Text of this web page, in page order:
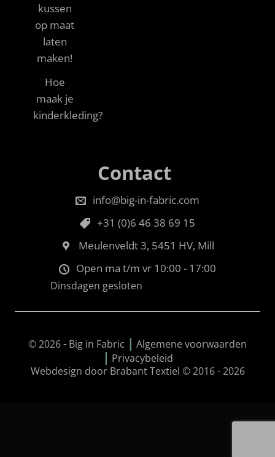
kussen
op maat
laten
maken!
Hoe
maak je
kinderkleding?
Contact
info@big-in-fabric.com
+31 (0)6 46 38 69 15
Meulenveldt 3, 5451 HV, Mill
Open ma t/m vr 10:00 - 17:00
Dinsdagen gesloten
© 2026-Big in Fabric | Algemene voorwaarden
| Privacybeleid
Webdesign door Brabant Textiel © 2016 - 2026